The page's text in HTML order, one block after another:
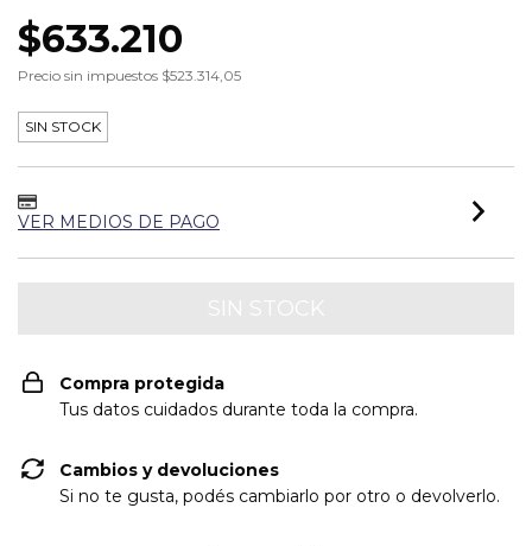
$633.210
Precio sin impuestos $523.314,05
SIN STOCK
VER MEDIOS DE PAGO
Compra protegida
Tus datos cuidados durante toda la compra.
Cambios y devoluciones
Si no te gusta, podés cambiarlo por otro o devolverlo.